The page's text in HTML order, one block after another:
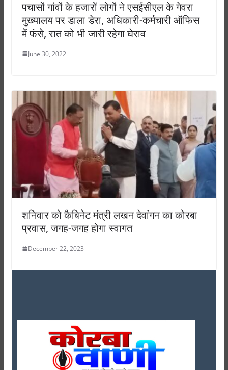
पचासों गांवों के हजारों लोगों ने एसईसीएल के गेवरा
मुख्यालय पर डाला डेरा, अधिकारी-कर्मचारी ऑफिस
में फंसे, रात को भी जारी रहेगा घेराव
June 30, 2022
शनिवार को कैबिनेट मंत्री लखन देवांगन का कोरबा
प्रवास, जगह-जगह होगा स्वागत
December 22, 2023